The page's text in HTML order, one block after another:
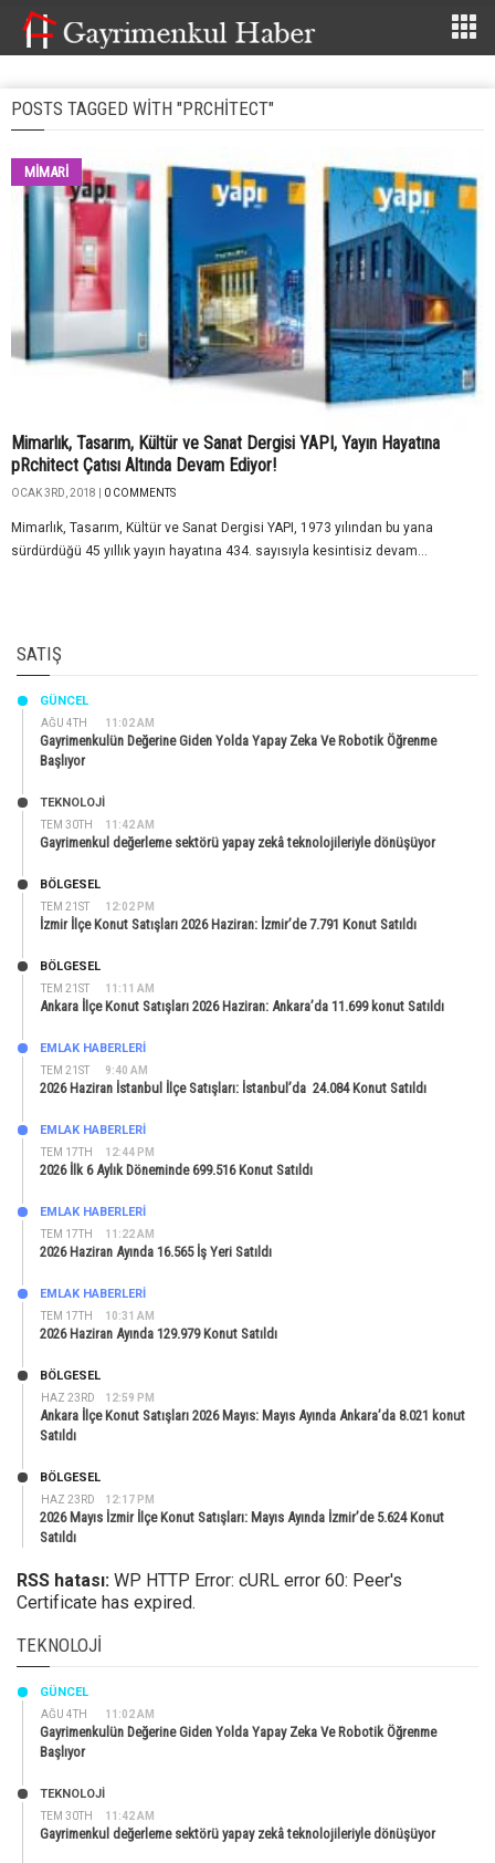
POSTS TAGGED WITH "PRCHITECT"
MİMARİ
Mimarlık, Tasarım, Kültür ve Sanat Dergisi YAPI, Yayın Hayatına
pRchitect Çatısı Altında Devam Ediyor!
OCAK 3RD, 2018 | 0 COMMENTS
Mimarlık, Tasarım, Kültür ve Sanat Dergisi YAPI, 1973 yılından bu yana
sürdürdüğü 45 yıllık yayın hayatına 434. sayısıyla kesintisiz devam...
SATIŞ
AĞU 4TH 11:02 AM
GÜNCEL
Gayrimenkulün Değerine Giden Yolda Yapay Zeka Ve Robotik Öğrenme
Başlıyor
TEM 30TH 11:42 AM
TEKNOLOJİ
Gayrimenkul değerleme sektörü yapay zekâ teknolojileriyle dönüşüyor
TEM 21ST 12:02 PM
BÖLGESEL
İzmir İlçe Konut Satışları 2026 Haziran: İzmir’de 7.791 Konut Satıldı
TEM 21ST 11:11 AM
BÖLGESEL
Ankara İlçe Konut Satışları 2026 Haziran: Ankara’da 11.699 konut Satıldı
TEM 21ST 9:40 AM
EMLAK HABERLERI
2026 Haziran İstanbul İlçe Satışları: İstanbul’da 24.084 Konut Satıldı
TEM 17TH 12:44 PM
EMLAK HABERLERI
2026 İlk 6 Aylık Döneminde 699.516 Konut Satıldı
TEM 17TH 11:22 AM
EMLAK HABERLERI
2026 Haziran Ayında 16.565 İş Yeri Satıldı
TEM 17TH 10:31 AM
EMLAK HABERLERI
2026 Haziran Ayında 129.979 Konut Satıldı
HAZ 23RD 12:59 PM
BÖLGESEL
Ankara İlçe Konut Satışları 2026 Mayıs: Mayıs Ayında Ankara’da 8.021 konut
Satıldı
HAZ 23RD 12:17 PM
BÖLGESEL
2026 Mayıs İzmir İlçe Konut Satışları: Mayıs Ayında İzmir’de 5.624 Konut
Satıldı
RSS hatası: WP HTTP Error: cURL error 60: Peer's
Certificate has expired.
TEKNOLOJI
AĞU 4TH 11:02 AM
GÜNCEL
Gayrimenkulün Değerine Giden Yolda Yapay Zeka Ve Robotik Öğrenme
Başlıyor
TEM 30TH 11:42 AM
TEKNOLOJİ
Gayrimenkul değerleme sektörü yapay zekâ teknolojileriyle dönüşüyor